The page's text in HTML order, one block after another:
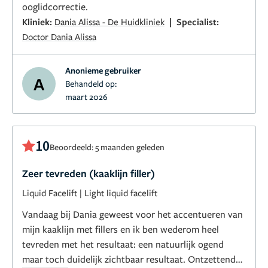
ooglidcorrectie.
Kliniek: Dania Alissa - De Huidkliniek | Specialist:
Doctor Dania Alissa
A
Anonieme gebruiker
Behandeld op:
maart 2026
10Beoordeeld: 5 maanden geleden
Zeer tevreden (kaaklijn filler)
Liquid Facelift | Light liquid facelift
Vandaag bij Dania geweest voor het accentueren van
mijn kaaklijn met fillers en ik ben wederom heel
tevreden met het resultaat: een natuurlijk ogend
maar toch duidelijk zichtbaar resultaat. Ontzettend